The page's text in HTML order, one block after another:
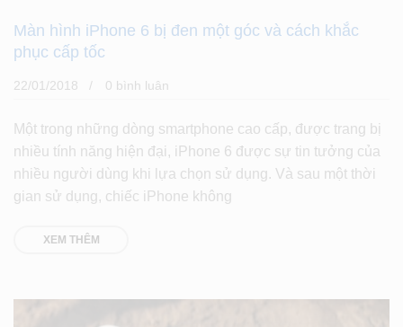
Màn hình iPhone 6 bị đen một góc và cách khắc
phục cấp tốc
22/01/2018 0 bình luân
Một trong những dòng smartphone cao cấp, được trang bị
nhiều tính năng hiện đại, iPhone 6 được sự tin tưởng của
nhiều người dùng khi lựa chọn sử dụng. Và sau một thời
gian sử dụng, chiếc iPhone không
XEM THÊM